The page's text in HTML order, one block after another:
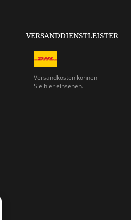
VERSANDDIENSTLEISTER
Versandkosten können
Sie hier einsehen.